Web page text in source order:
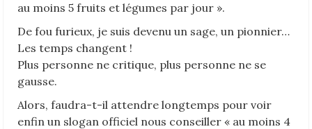
au moins 5 fruits et légumes par jour ».
De fou furieux, je suis devenu un sage, un pionnier…
Les temps changent !
Plus personne ne critique, plus personne ne se
gausse.
Alors, faudra-t-il attendre longtemps pour voir
enfin un slogan officiel nous conseiller « au moins 4